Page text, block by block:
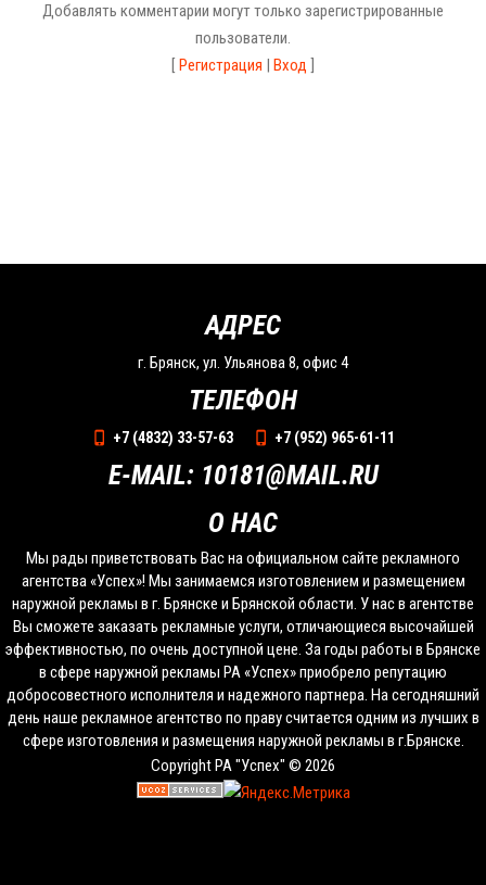
Добавлять комментарии могут только зарегистрированные
пользователи.
[Регистрация | Вход ]
О НАС
Мы рады приветствовать Вас на официальном сайте рекламного
агентства «Успех»! Мы занимаемся изготовлением и размещением
наружной рекламы в г. Брянске и Брянской области. У нас в агентстве
Вы сможете заказать рекламные услуги, отличающиеся высочайшей
эффективностью, по очень доступной цене. За годы работы в Брянске
в сфере наружной рекламы РА «Успех» приобрело репутацию
добросовестного исполнителя и надежного партнера. На сегодняшний
день наше рекламное агентство по праву считается одним из лучших в
сфере изготовления и размещения наружной рекламы в г.Брянске.
Copyright РА "Успех" © 2026
АДРЕС
г. Брянск, ул. Ульянова 8, офис 4
ТЕЛЕФОН
+7 (4832) 33-57-63 +7 (952) 965-61-11
E-MAIL: 10181@MAIL.RU